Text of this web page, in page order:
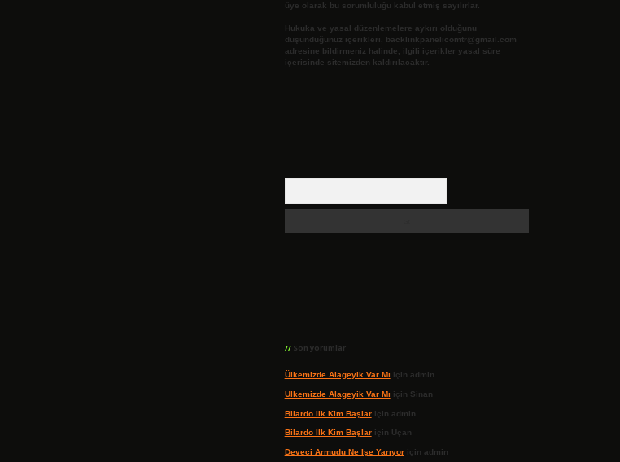
üye olarak bu sorumluluğu kabul etmiş sayılırlar.
Hukuka ve yasal düzenlemelere aykırı olduğunu
düşündüğünüz içerikleri,
backlinkpanelicomtr@gmail.com
adresine bildirmeniz halinde, ilgili içerikler yasal süre
içerisinde sitemizden kaldırılacaktır.
Son yorumlar
Ülkemizde Alageyik Var Mı için admin
Ülkemizde Alageyik Var Mı için Sinan
Bilardo Ilk Kim Başlariçin admin
Bilardo Ilk Kim Başlariçin Uçan
Deveci Armudu Ne Işe Yarıyoriçin admin